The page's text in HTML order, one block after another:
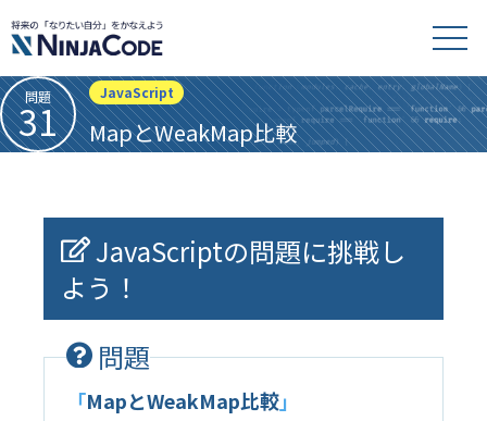
問題
31
JavaScript
MapとWeakMap比較
JavaScriptの問題に挑戦し
よう！
問題
「MapとWeakMap比較」